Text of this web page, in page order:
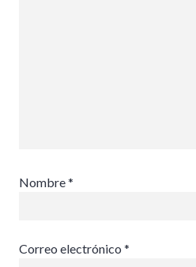
Nombre*
Correo electrónico *